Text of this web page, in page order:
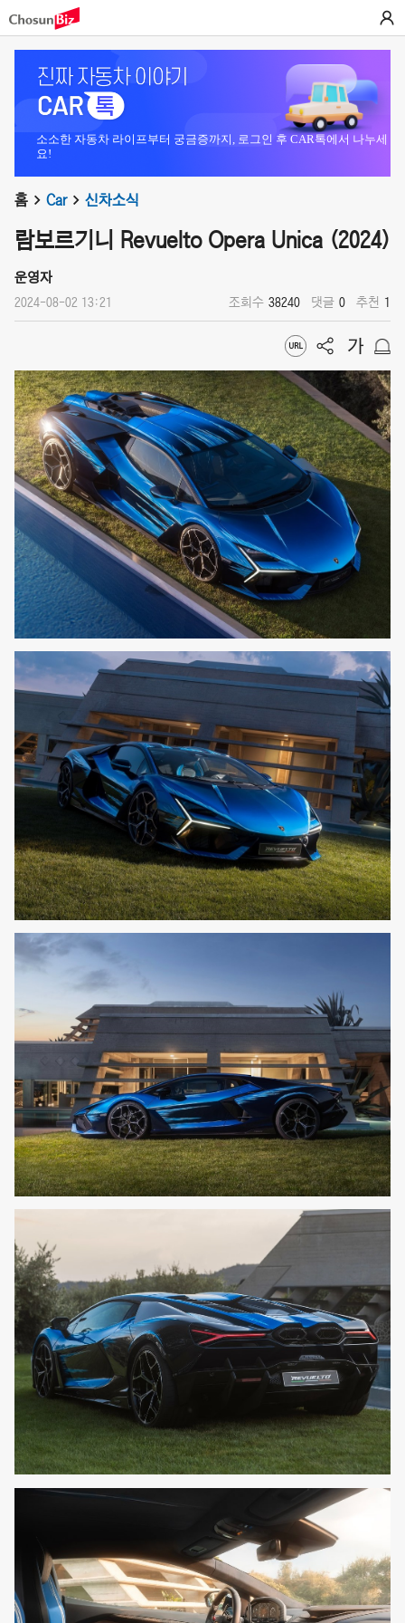
소소한 자동차 라이프부터 궁금증까지, 로그인 후 CAR톡에서 나누세
요!
홈 Car 신차소식
람보르기니 Revuelto Opera Unica (2024)
운영자
2024-08-02 13:21 조회수 38240 댓글 0 추천 1